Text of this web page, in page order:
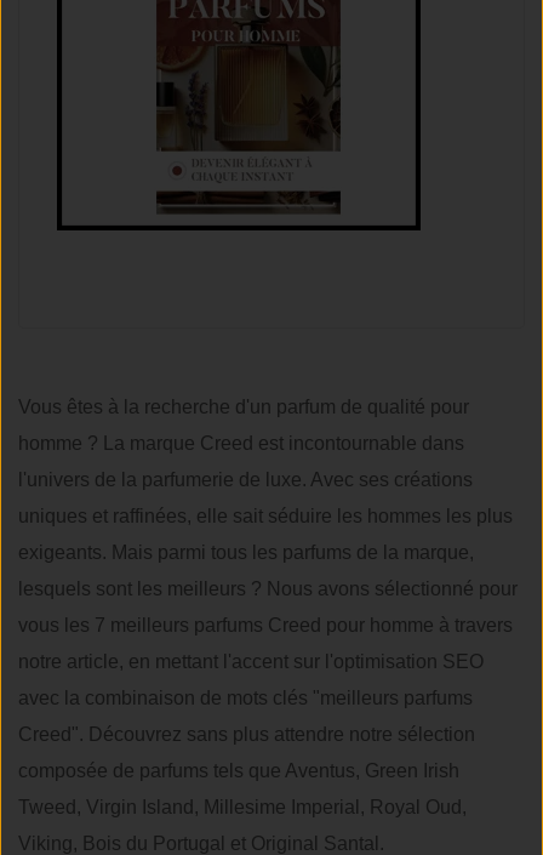
Vous êtes à la recherche d'un parfum de qualité pour
homme ? La marque Creed est incontournable dans
l'univers de la parfumerie de luxe. Avec ses créations
uniques et raffinées, elle sait séduire les hommes les plus
exigeants. Mais parmi tous les parfums de la marque,
lesquels sont les meilleurs ? Nous avons sélectionné pour
vous les 7 meilleurs parfums Creed pour homme à travers
notre article, en mettant l'accent sur l'optimisation SEO
avec la combinaison de mots clés "meilleurs parfums
Creed". Découvrez sans plus attendre notre sélection
composée de parfums tels que Aventus, Green Irish
Tweed, Virgin Island, Millesime Imperial, Royal Oud,
Viking, Bois du Portugal et Original Santal.